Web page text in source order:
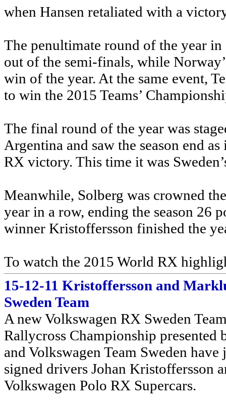
when Hansen retaliated with a
The penultimate round of the year
out of the semi-finals, while
win of the year. At the same event,
to win the 2015 Teams’
The final round of the year was
Argentina and saw the season end
RX victory. This time it was
Meanwhile, Solberg was crowned
year in a row, ending the season 26
winner Kristoffersson finished the
To watch the 2015 World RX
15-12-11 Kristoffersson and
Sweden Team
A new Volkswagen RX Sweden
Rallycross Championship
and Volkswagen Team Sweden
signed drivers Johan Kristoffersson
Volkswagen Polo RX Supercars.